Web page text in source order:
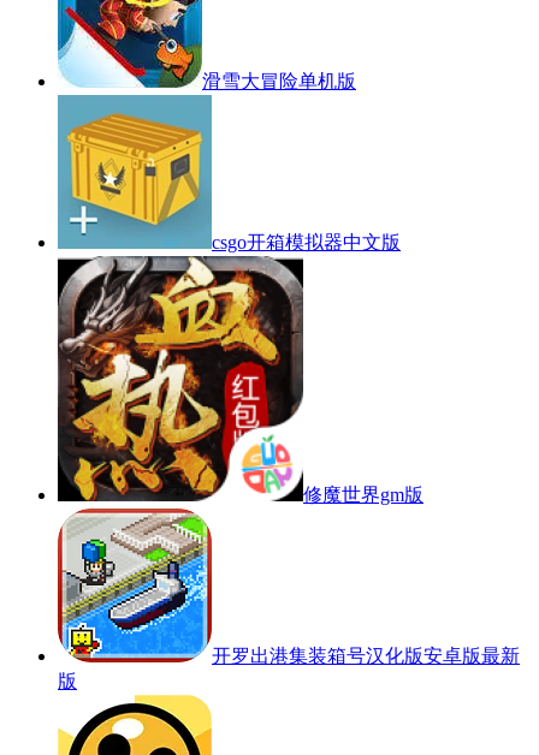
滑雪大冒险单机版
csgo开箱模拟器中文版
修魔世界gm版
开罗出港集装箱号汉化版安卓版最新
版